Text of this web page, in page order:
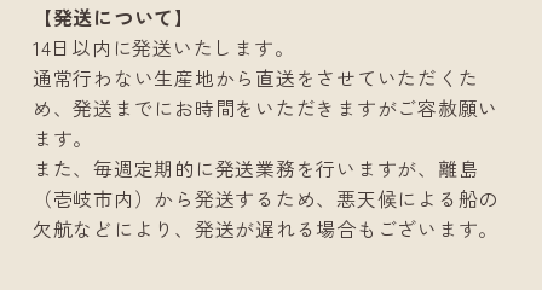
【発送について】
14日以内に発送いたします。
通常行わない生産地から直送をさせていただくた
め、発送までにお時間をいただきますがご容赦願い
ます。
また、毎週定期的に発送業務を行いますが、離島
（壱岐市内）から発送するため、悪天候による船の
欠航などにより、発送が遅れる場合もございます。